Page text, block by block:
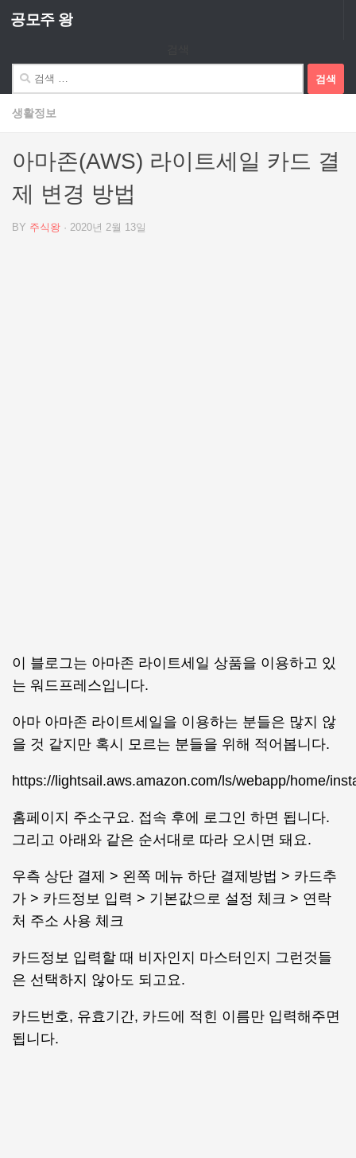
Skip to content
공모주 왕
색:
생활정보
아마존(AWS) 라이트세일 카드 결
제 변경 방법
BY 주식왕 · 2020년 2월 13일
이 블로그는 아마존 라이트세일 상품을 이용하고 있
는 워드프레스입니다.
아마 아마존 라이트세일을 이용하는 분들은 많지 않
을 것 같지만 혹시 모르는 분들을 위해 적어봅니다.
https://lightsail.aws.amazon.com/ls/webapp/home/
홈페이지 주소구요. 접속 후에 로그인 하면 됩니다.
그리고 아래와 같은 순서대로 따라 오시면 돼요.
우측 상단 결제 > 왼쪽 메뉴 하단 결제방법 > 카드추
가 > 카드정보 입력 > 기본값으로 설정 체크 > 연락
처 주소 사용 체크
카드정보 입력할 때 비자인지 마스터인지 그런것들
은 선택하지 않아도 되고요.
카드번호, 유효기간, 카드에 적힌 이름만 입력해주면
됩니다.